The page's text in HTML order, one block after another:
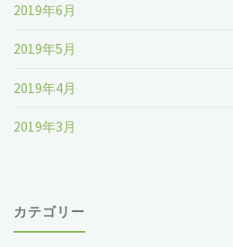
2019年6月
2019年5月
2019年4月
2019年3月
カテゴリー